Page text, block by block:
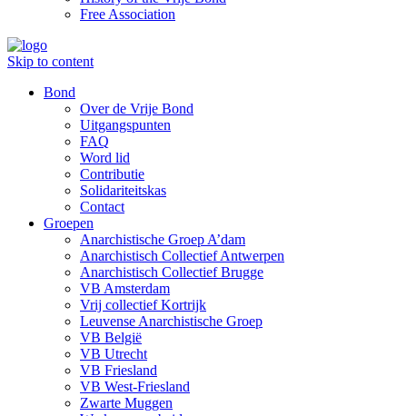
Free Association
Skip to content
Bond
Over de Vrije Bond
Uitgangspunten
FAQ
Word lid
Contributie
Solidariteitskas
Contact
Groepen
Anarchistische Groep A’dam
Anarchistisch Collectief Antwerpen
Anarchistisch Collectief Brugge
VB Amsterdam
Vrij collectief Kortrijk
Leuvense Anarchistische Groep
VB België
VB Utrecht
VB Friesland
VB West-Friesland
Zwarte Muggen